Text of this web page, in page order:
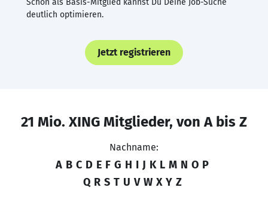
deutlich optimieren.
Jetzt registrieren
21 Mio. XING Mitglieder, von A bis Z
Nachname:
A B C D E F G H I J K L M N O P
Q R S T U V W X Y Z